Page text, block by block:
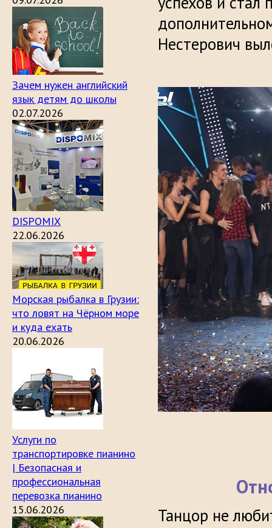
Зачем нужен английский
язык детям до школы
02.07.2026
DISPOMIX
22.06.2026
Морская рыбалка в Грузии:
что ловят на Чёрном море
и куда ехать
20.06.2026
Услуги по
транспортировке пианино
| Безопасная и
профессиональная
перевозка пианино
15.06.2026
Нестерович
Танцор не